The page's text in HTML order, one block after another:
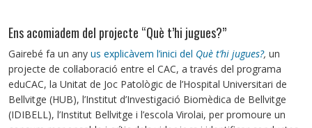
Ens acomiadem del projecte “Què t’hi jugues?”
Gairebé fa un any us explicàvem l’inici del Què t’hi jugues?, un
projecte de col·laboració entre el CAC, a través del programa
eduCAC, la Unitat de Joc Patològic de l’Hospital Universitari de
Bellvitge (HUB), l’Institut d’Investigació Biomèdica de Bellvitge
(IDIBELL), l’Institut Bellvitge i l’escola Virolai, per promoure un